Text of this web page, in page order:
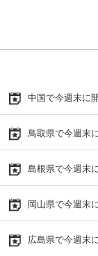
中国で今週末に
鳥取県で今週末
島根県で今週末
岡山県で今週末
広島県で今週末